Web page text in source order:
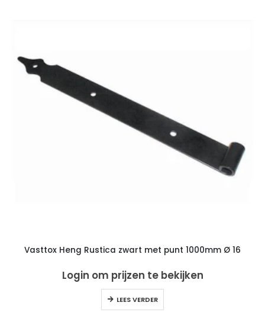
Vasttox Heng Rustica zwart met punt 1000mm Ø 16
Login om prijzen te bekijken
LEES VERDER